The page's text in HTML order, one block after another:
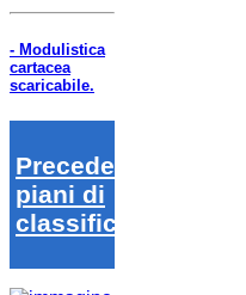
- Modulistica
cartacea
scaricabile.
Precedenti
piani di
classifica